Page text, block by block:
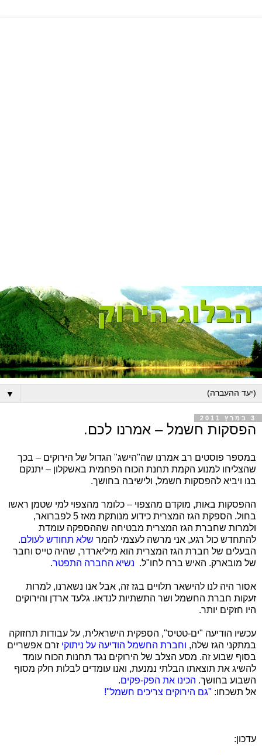
▼
3 במרץ 2011
הפסקות חשמל – אמרנו לכם.
במספר פוסטים רב אמרנו שה"הישג" הגדול של הירוקים – בכך
שהצליחו למנוע הקמת תחנת הכוח הפחמית באשקלון – יתנקם
בנו ויביא להפסקות חשמל, ולישיבה בחושך.
ההפסקות באות, מוקדם מהצפוי – כלומר מהצפוי למי שטמן ראשו
בחול. הספקת הגז המצרית כידוע מנותקת מאז 5 לפברואר,
ולמרות שחברת הגז המצרית מבטיחה שההספקה עומדת
להתחדש כול רגע, אני מרשה לעצמי להמר שלא תחודש לעולם.
הבעלים של חברת הגז המצרית הוא מיליארדר, שהיה טייס וחבר
של מובארק. האיש ברח לחו"ל. נשיא החברה התפטר.
אסור היה לנו להישאר תלויים בגז זה, אבל אנו נשארנו, למרות
זעקות חברת החשמל ושר התשתיות לנדאו. גלעד ארדן והירוקים
היו חזקים יותר.
עכשיו הודיעה "ים-טטיס", הספקית הישראלית, על עבודות תחזוקה
במתקני הגז שלה, וחברת החשמל הודיעה על ניתוקי זרם אפשריים
בסוף שבוע זה. מסע הצלב של הירוקים נגד תחנות הכוח עומד
להשיג את תוצאתו הבלתי נמנעת, ואנו עומדים לבלות חלק מסוף
השבוע בחושך. הכינו את הפק-פקים.
אל תשכחו: "גם הירוקים צריכים חשמל"!
עדכון: